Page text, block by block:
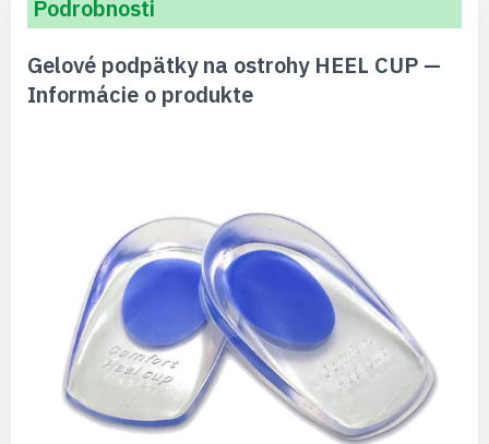
Podrobnosti
Gelové podpätky na ostrohy HEEL CUP —
Informácie o produkte